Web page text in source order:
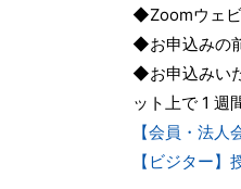
◆Zoomウェビ
◆お申込みの
◆お申込みい
ット上で 1 週
【会員・法
【ビジター